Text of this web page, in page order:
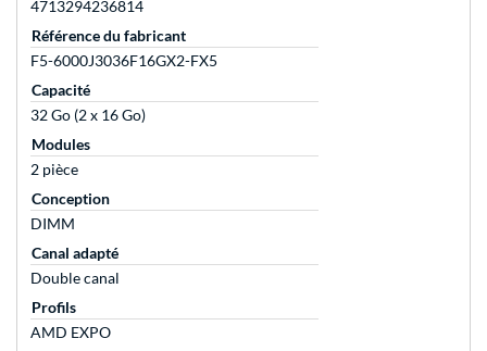
4713294236814
Référence du fabricant
F5-6000J3036F16GX2-FX5
Capacité
32 Go (2 x 16 Go)
Modules
2 pièce
Conception
DIMM
Canal adapté
Double canal
Profils
AMD EXPO